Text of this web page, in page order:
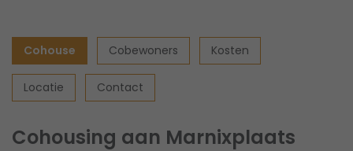
Cohouse Cobewoners Kosten
Locatie Contact
Cohousing aan Marnixplaats